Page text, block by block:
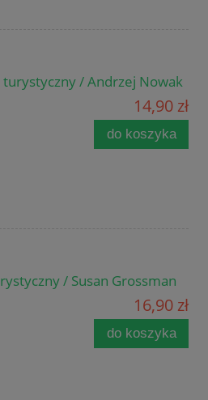
turystyczny / Andrzej Nowak
14,90 zł
do koszyka
/ Susan Grossman
16,90 zł
do koszyka